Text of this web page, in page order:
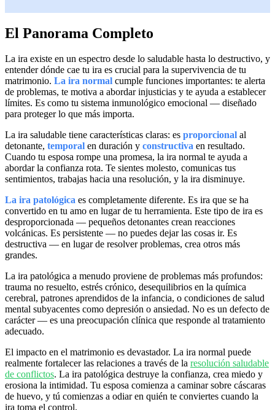
El Panorama Completo
La ira existe en un espectro desde lo saludable hasta lo destructivo, y
entender dónde cae tu ira es crucial para la supervivencia de tu
matrimonio. La ira normal cumple funciones importantes: te alerta
de problemas, te motiva a abordar injusticias y te ayuda a establecer
límites. Es como tu sistema inmunológico emocional — diseñado
para proteger lo que más importa.
La ira saludable tiene características claras: es proporcional al
detonante, temporal en duración y constructiva en resultado.
Cuando tu esposa rompe una promesa, la ira normal te ayuda a
abordar la confianza rota. Te sientes molesto, comunicas tus
sentimientos, trabajas hacia una resolución, y la ira disminuye.
La ira patológica es completamente diferente. Es ira que se ha
convertido en tu amo en lugar de tu herramienta. Este tipo de ira es
desproporcionada — pequeños detonantes crean reacciones
volcánicas. Es persistente — no puedes dejar las cosas ir. Es
destructiva — en lugar de resolver problemas, crea otros más
grandes.
La ira patológica a menudo proviene de problemas más profundos:
trauma no resuelto, estrés crónico, desequilibrios en la química
cerebral, patrones aprendidos de la infancia, o condiciones de salud
mental subyacentes como depresión o ansiedad. No es un defecto de
carácter — es una preocupación clínica que responde al tratamiento
adecuado.
El impacto en el matrimonio es devastador. La ira normal puede
realmente fortalecer las relaciones a través de la resolución saludable
de conflictos. La ira patológica destruye la confianza, crea miedo y
erosiona la intimidad. Tu esposa comienza a caminar sobre cáscaras
de huevo, y tú comienzas a odiar en quién te conviertes cuando la
ira toma el control.